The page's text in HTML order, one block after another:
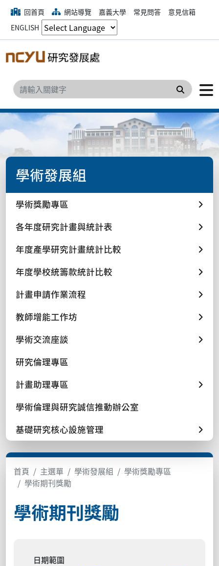
回首頁 網站導覽 嘉義大學 常見問答
意見信箱
ENGLISH
搜尋
學術發展組
學術獎勵專區
各年度研究計畫與統計表
年度產學研究計畫統計比較
年度學校統籌款統計比較
計畫申請作業流程
教師增能工作坊
學術交流座談
研究倫理專區
計畫助理專區
學術倫理與研究誠信推動辦公室
基礎研究核心設施管理
首頁 主選單 學術發展組
學術獎勵專區
學術期刊獎勵
學術期刊獎勵
日期範圍